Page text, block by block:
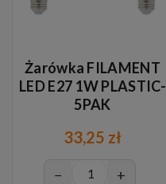
Żarówka FILAMENT
LED E27 1W PLASTIC-
5PAK
33,25 zł
− +